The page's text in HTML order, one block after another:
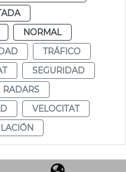
NORMAL
TRÁFICO
SEGURIDAD
RADARS
VELOCITAT